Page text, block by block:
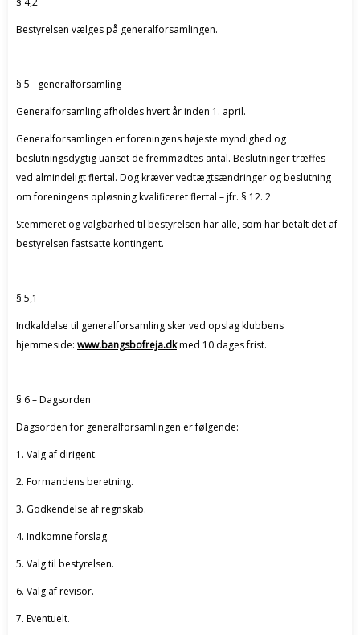
Bestyrelsen vælges på generalforsamlingen.
§ 5 - generalforsamling
Generalforsamling afholdes hvert år inden 1. april.
Generalforsamlingen er foreningens højeste myndighed og
beslutningsdygtig uanset de fremmødtes antal. Beslutninger træffes
ved almindeligt flertal. Dog kræver vedtægtsændringer og beslutning
om foreningens opløsning kvalificeret flertal – jfr. § 12. 2
Stemmeret og valgbarhed til bestyrelsen har alle, som har betalt det af
bestyrelsen fastsatte kontingent.
§ 5,1
Indkaldelse til generalforsamling sker ved opslag klubbens
hjemmeside: www.bangsbofreja.dkmed 10 dages frist.
§ 6 – Dagsorden
Dagsorden for generalforsamlingen er følgende:
1. Valg af dirigent.
2. Formandens beretning.
3. Godkendelse af regnskab.
4. Indkomne forslag.
5. Valg til bestyrelsen.
6. Valg af revisor.
7. Eventuelt.